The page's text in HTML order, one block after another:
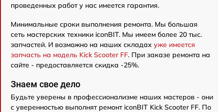
проведенных работ у нас имеется гарантия.
Минимальные сроки выполнения ремонта. Мы большая
сеть мастерских техники iconBIT. Мы имеем более 20 тыс.
запчастей. И возможно на наших складах уже имеется
запчасть на модель Kick Scooter FF. При заказе ремонта на
сайте - предоставляется скидка -25%.
Знаем свое дело
Будьте уверены в профессионализме наших мастеров - они
с уверенностью выполнят ремонт iconBIT Kick Scooter FF. По